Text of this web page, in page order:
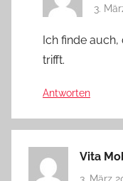
3.
Ich finde
trifft.
Antworten
Vita
3. März